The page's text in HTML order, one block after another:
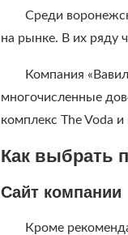
Среди
на рынке. В их ряду
Компания
многочисленные
комплекс The Voda
Как выбрать
Сайт компании
Кроме